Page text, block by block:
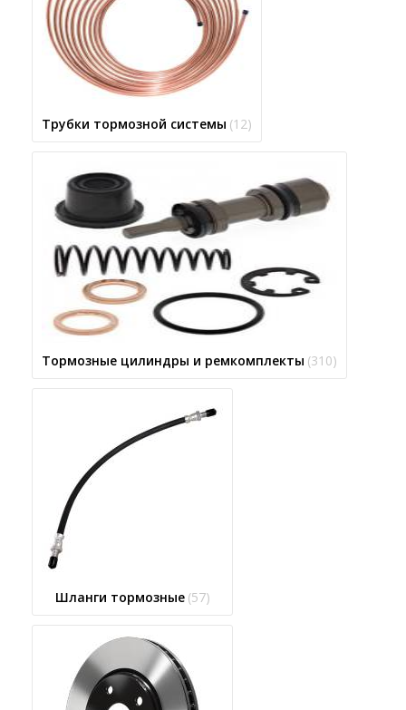
Трубки тормозной системы (12)
Тормозные цилиндры и ремкомплекты (310)
Шланги тормозные (57)